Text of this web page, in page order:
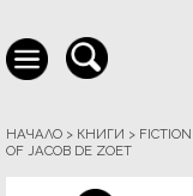
НАЧАЛО > КНИГИ > FICTION
OF JACOB DE ZOET